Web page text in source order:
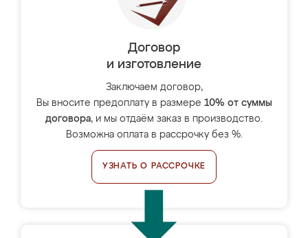
Договор
и изготовление
Заключаем договор,
Вы вносите предоплату в размере 10% от суммы
договора, и мы отдаём заказ в производство.
Возможна оплата в рассрочку без %.
УЗНАТЬ О РАССРОЧКЕ